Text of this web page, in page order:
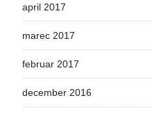
april 2017
marec 2017
februar 2017
december 2016